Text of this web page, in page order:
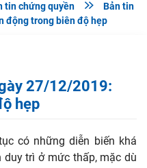
tin chứng quyền 
Bản tin
động trong biên độ hẹp
27/12/2019:
hẹp
có những diễn biến khá
trì ở mức thấp, mặc dù